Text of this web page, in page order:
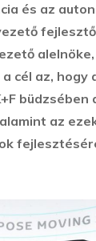
és az
alelnöke,
cél az, hogy
büdzsében
az